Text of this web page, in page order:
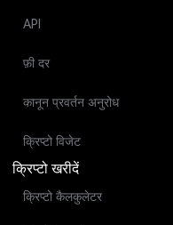
API
फ़ी दर
कानून प्रवर्तन अनुरोध
क्रिप्टो विजेट
क्रिप्टो खरीदें
क्रिप्टो कैलकुलेटर